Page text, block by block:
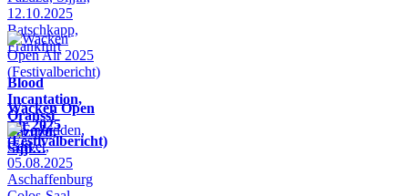
Blood
Incantation,
Oranssi
Pazuzu,
Sijji…
Wacken Open
Air 2025
(Festivalbericht)